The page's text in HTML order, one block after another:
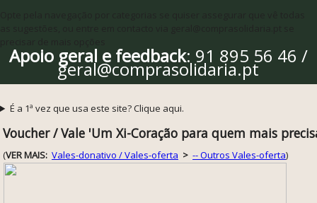
Apoio geral e feedback: 91 895 56 46 /
geral@comprasolidaria.pt
É a 1ª vez que usa este site? Clique aqui.
Voucher / Vale 'Um Xi-Coração para quem mais
(VER MAIS: Vales-donativo / Vales-oferta > -- Outros Vales-oferta)